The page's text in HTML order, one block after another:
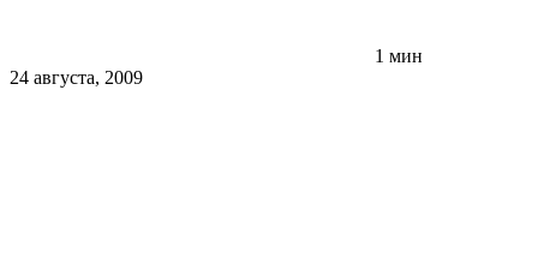
1 мин
24 августа, 2009